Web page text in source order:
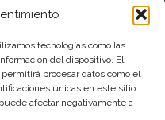
tecnologías como las
del dispositivo. El
procesar datos como el
únicas en este sitio.
afectar negativamente a